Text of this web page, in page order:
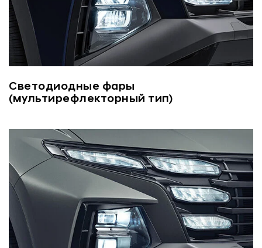
Светодиодные фары
(мультирефлекторный тип)